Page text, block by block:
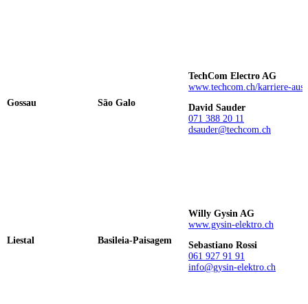
Gossau São Galo
TechCom Electro AG
www.techcom.ch/karriere-
David Sauder
071 388 20 11
dsauder@techcom.ch
Liestal Basileia-Paisagem
Willy Gysin AG
www.gysin-elektro.ch
Sebastiano Rossi
061 927 91 91
info@gysin-elektro.ch